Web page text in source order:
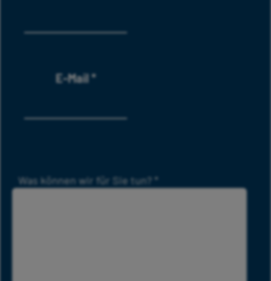
E-Mail*
Was können wir für Sie tun? *